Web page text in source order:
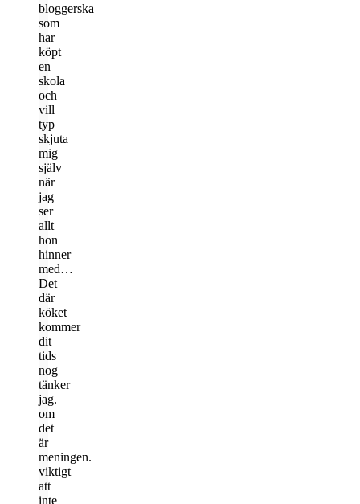
bloggerska
som
har
köpt
en
skola
och
vill
typ
skjuta
mig
själv
när
jag
ser
allt
hon
hinner
med…
Det
där
köket
kommer
dit
tids
nog
tänker
jag.
om
det
är
meningen.
viktigt
att
inte